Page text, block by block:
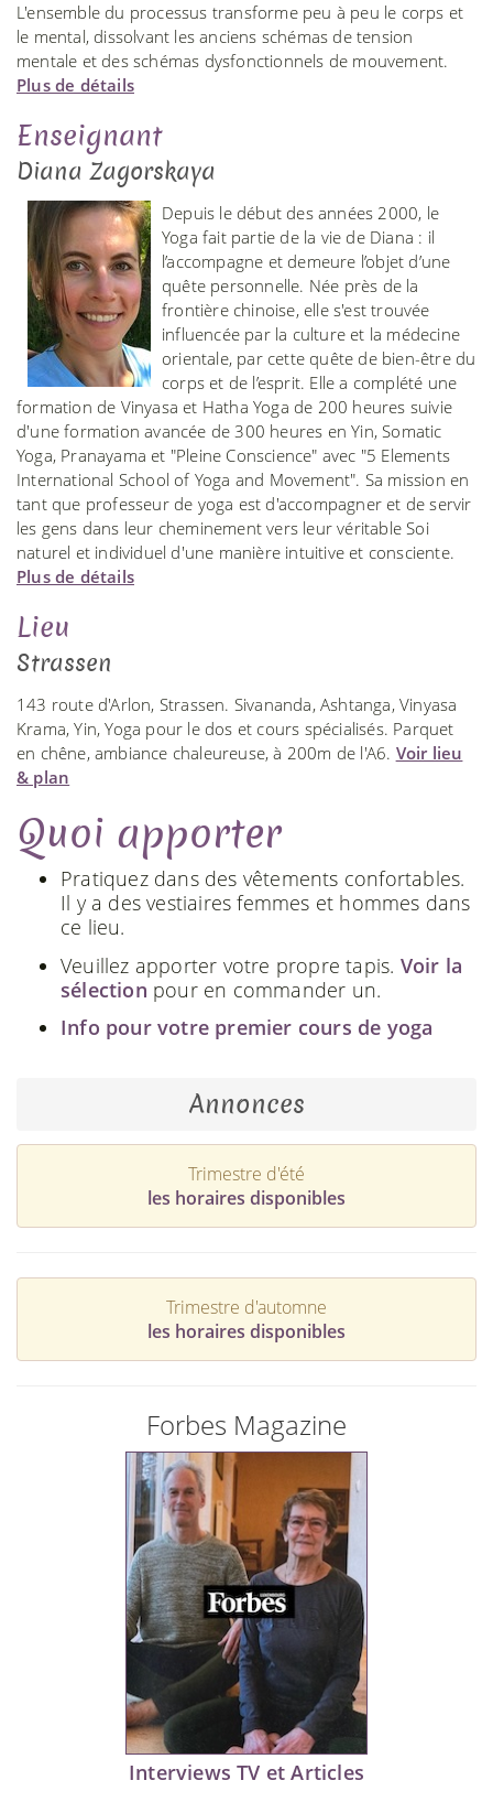
L'ensemble du processus transforme peu à peu le corps et
le mental, dissolvant les anciens schémas de tension
mentale et des schémas dysfonctionnels de mouvement.
Plus de détails
Enseignant
Diana Zagorskaya
Depuis le début des années 2000, le
Yoga fait partie de la vie de Diana : il
l’accompagne et demeure l’objet d’une
quête personnelle. Née près de la
frontière chinoise, elle s'est trouvée
influencée par la culture et la médecine
orientale, par cette quête de bien-être du
corps et de l’esprit. Elle a complété une
formation de Vinyasa et Hatha Yoga de 200 heures suivie
d'une formation avancée de 300 heures en Yin, Somatic
Yoga, Pranayama et "Pleine Conscience" avec "5 Elements
International School of Yoga and Movement". Sa mission en
tant que professeur de yoga est d'accompagner et de servir
les gens dans leur cheminement vers leur véritable Soi
naturel et individuel d'une manière intuitive et consciente.
Plus de détails
Lieu
Strassen
143 route d'Arlon, Strassen. Sivananda, Ashtanga, Vinyasa
Krama, Yin, Yoga pour le dos et cours spécialisés. Parquet
en chêne, ambiance chaleureuse, à 200m de l'A6. Voir lieu
& plan
Quoi apporter
Pratiquez dans des vêtements confortables.
Il y a des vestiaires femmes et hommes dans
ce lieu.
Veuillez apporter votre propre tapis. Voir la
sélection pour en commander un.
Info pour votre premier cours de yoga
Annonces
Trimestre d'été
les horaires disponibles
Trimestre d'automne
les horaires disponibles
Forbes Magazine
Interviews TV et Articles